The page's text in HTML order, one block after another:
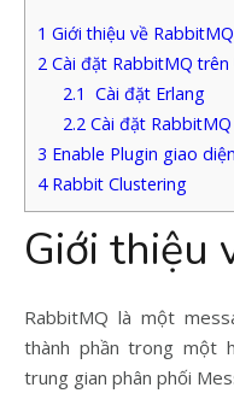
1 Giới thiệu về RabbitMQ
2 Cài đặt RabbitMQ trên
2.1 Cài đặt Erlang
2.2 Cài đặt RabbitMQ
3 Enable Plugin giao
4Rabbit Clustering
Giới thiệu
RabbitMQ là một
thành phần trong một
trung gian phân phối